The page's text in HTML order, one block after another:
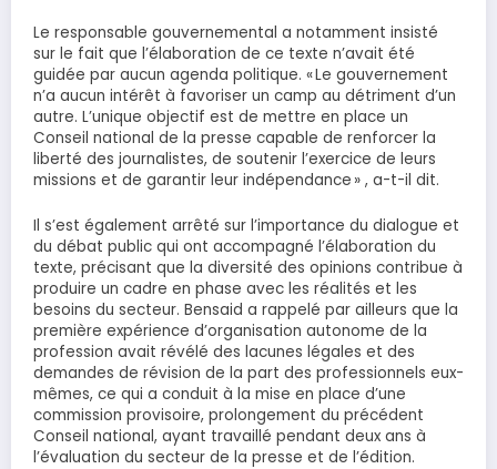
Le responsable gouvernemental a notamment insisté
sur le fait que l’élaboration de ce texte n’avait été
guidée par aucun agenda politique. « Le gouvernement
n’a aucun intérêt à favoriser un camp au détriment d’un
autre. L’unique objectif est de mettre en place un
Conseil national de la presse capable de renforcer la
liberté des journalistes, de soutenir l’exercice de leurs
missions et de garantir leur indépendance » , a-t-il dit.
Il s’est également arrêté sur l’importance du dialogue et
du débat public qui ont accompagné l’élaboration du
texte, précisant que la diversité des opinions contribue à
produire un cadre en phase avec les réalités et les
besoins du secteur. Bensaid a rappelé par ailleurs que la
première expérience d’organisation autonome de la
profession avait révélé des lacunes légales et des
demandes de révision de la part des professionnels eux-
mêmes, ce qui a conduit à la mise en place d’une
commission provisoire, prolongement du précédent
Conseil national, ayant travaillé pendant deux ans à
l’évaluation du secteur de la presse et de l’édition.